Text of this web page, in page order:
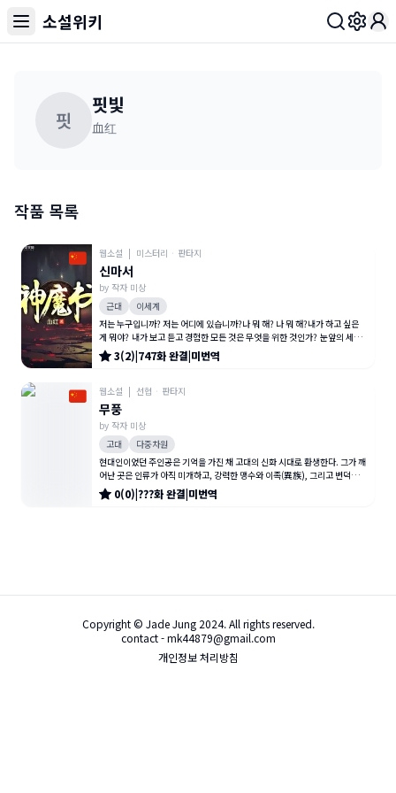
소설위키
핏
핏빛
血红
작품 목록
웹소설 | 미스터리 · 판타지
신마서
by 작자 미상
근대
이세계
저는 누구입니까? 저는 어디에 있습니까?나 뭐 해? 나 뭐 해?내가 하고 싶은
게 뭐야? 내가 보고 듣고 경험한 모든 것은 무엇을 위한 것인가? 눈앞의 세계
는 진실인가 아니면
3(2)|747화완결|미번역
웹소설 | 선협 · 판타지
무풍
by 작자 미상
고대
다중차원
현대인이었던 주인공은 기억을 가진 채 고대의 신화 시대로 환생한다. 그가 깨
어난 곳은 인류가 아직 미개하고, 강력한 맹수와 이족(異族), 그리고 변덕스러
운 신들의 위협 속에서
0(0)|???화완결|미번역
Copyright © Jade Jung 2024. All rights reserved.
contact - mk44879@gmail.com
개인정보 처리방침